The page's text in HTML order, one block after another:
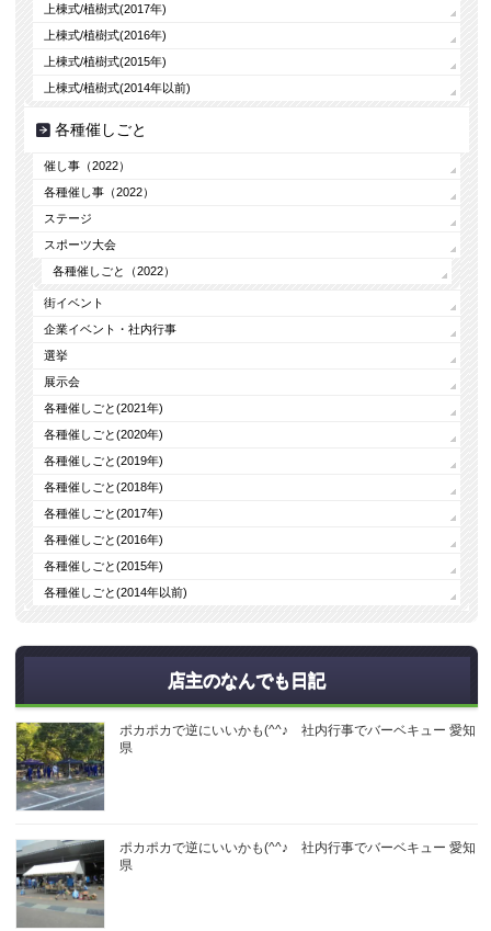
上棟式/植樹式(2017年)
上棟式/植樹式(2016年)
上棟式/植樹式(2015年)
上棟式/植樹式(2014年以前)
各種催しごと
催し事（2022）
各種催し事（2022）
ステージ
スポーツ大会
各種催しごと（2022）
街イベント
企業イベント・社内行事
選挙
展示会
各種催しごと(2021年)
各種催しごと(2020年)
各種催しごと(2019年)
各種催しごと(2018年)
各種催しごと(2017年)
各種催しごと(2016年)
各種催しごと(2015年)
各種催しごと(2014年以前)
店主のなんでも日記
ポカポカで逆にいいかも(^^♪ 社内行事でバーベキュー 愛知
県
ポカポカで逆にいいかも(^^♪ 社内行事でバーベキュー 愛知
県